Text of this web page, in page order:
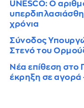
UNESCO: Ο
χρόνια
Σύνοδος
Στενό του
Νέα επίθεση στο
έκρηξη σε αγορά